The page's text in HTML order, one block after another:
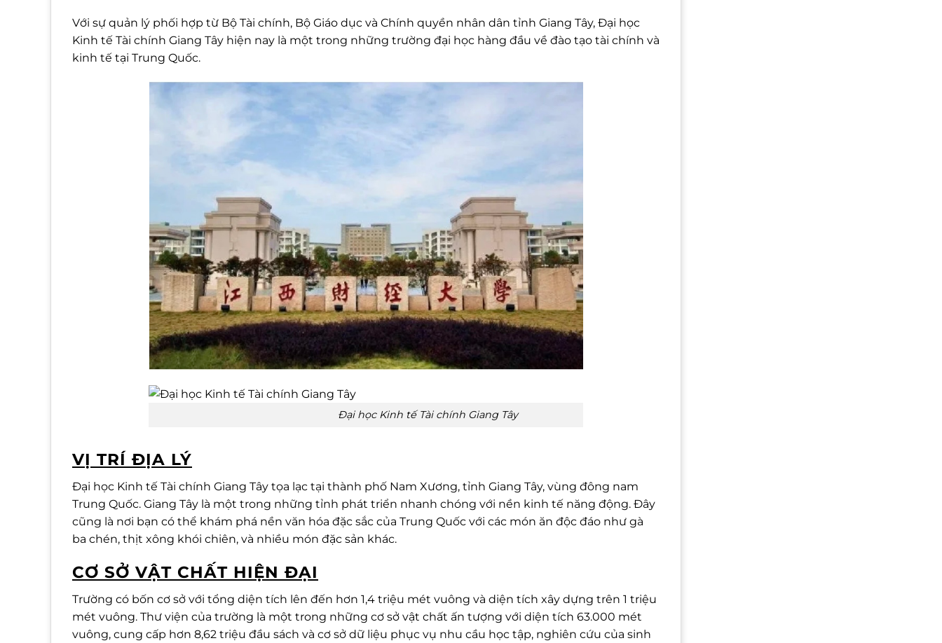
Với sự quản lý phối hợp từ Bộ Tài chính, Bộ Giáo dục và Chính quyền nhân dân tỉnh Giang Tây, Đại học
Kinh tế Tài chính Giang Tây hiện nay là một trong những trường đại học hàng đầu về đào tạo tài chính và
kinh tế tại Trung Quốc.
Đại học Kinh tế Tài chính Giang Tây
VỊ TRÍ ĐỊA LÝ
Đại học Kinh tế Tài chính Giang Tây tọa lạc tại thành phố Nam Xương, tỉnh Giang Tây, vùng đông nam
Trung Quốc. Giang Tây là một trong những tỉnh phát triển nhanh chóng với nền kinh tế năng động. Đây
cũng là nơi bạn có thể khám phá nền văn hóa đặc sắc của Trung Quốc với các món ăn độc đáo như gà
ba chén, thịt xông khói chiên, và nhiều món đặc sản khác.
CƠ SỞ VẬT CHẤT HIỆN ĐẠI
Trường có bốn cơ sở với tổng diện tích lên đến hơn 1,4 triệu mét vuông và diện tích xây dựng trên 1 triệu
mét vuông. Thư viện của trường là một trong những cơ sở vật chất ấn tượng với diện tích 63.000 mét
vuông, cung cấp hơn 8,62 triệu đầu sách và cơ sở dữ liệu phục vụ nhu cầu học tập, nghiên cứu của sinh